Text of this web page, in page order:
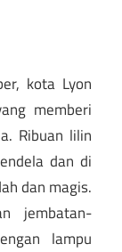
kota Lyon
memberi
Ribuan lilin
dan di
dan magis.
jembatan-
lampu